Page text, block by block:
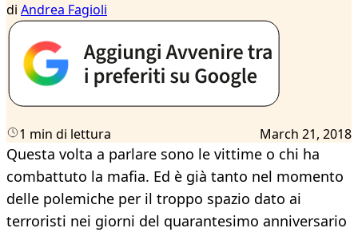
di Andrea Fagioli
1 min di lettura March 21, 2018
Questa volta a parlare sono le vittime o chi ha
combattuto la mafia. Ed è già tanto nel momento
delle polemiche per il troppo spazio dato ai
terroristi nei giorni del quarantesimo anniversario